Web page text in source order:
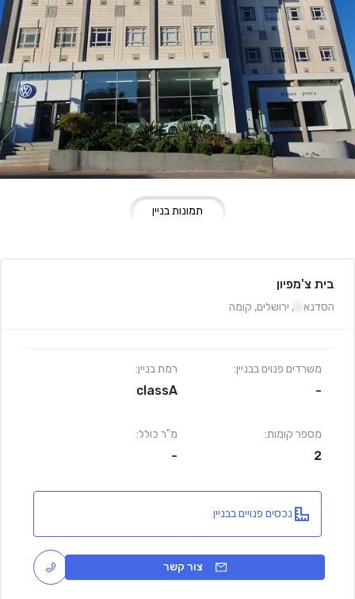
תמונות בניין
בית צ'מפיון
הסדנא , ירושלים, קומה
משרדים פנוים בבניין:
-
מספר קומות:
2
רמת בניין:
classA
מ"ר כולל:
-
נכסים פנויים בבניין
צור קשר